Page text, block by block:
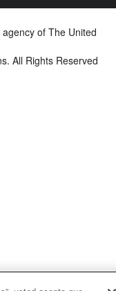
of The United
All Rights Reserved